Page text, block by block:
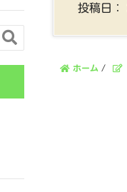
投稿日：
ホーム /
